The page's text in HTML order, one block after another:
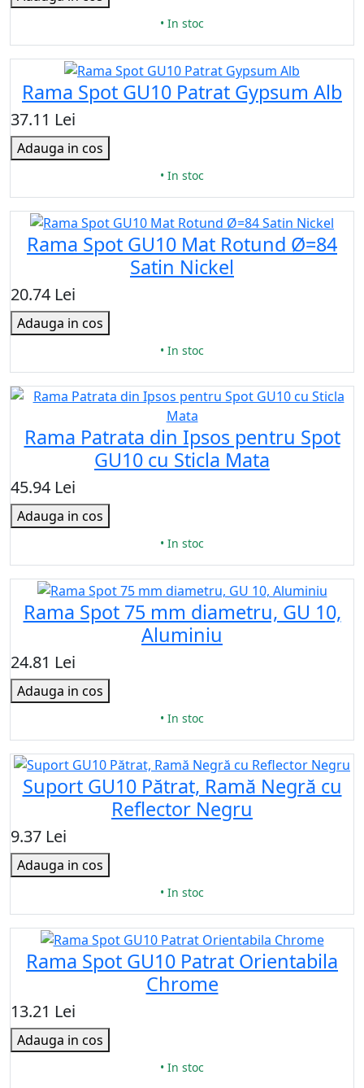
• In stoc
Rama Spot GU10 Patrat Gypsum Alb
37.11 Lei
Adauga in cos
• In stoc
Rama Spot GU10 Mat Rotund Ø=84
Satin Nickel
20.74 Lei
Adauga in cos
• In stoc
Rama Patrata din Ipsos pentru Spot
GU10 cu Sticla Mata
45.94 Lei
Adauga in cos
• In stoc
Rama Spot 75 mm diametru, GU 10,
Aluminiu
24.81 Lei
Adauga in cos
• In stoc
Suport GU10 Pătrat, Ramă Negră cu
Reflector Negru
9.37 Lei
Adauga in cos
• In stoc
Rama Spot GU10 Patrat Orientabila
Chrome
13.21 Lei
Adauga in cos
• In stoc